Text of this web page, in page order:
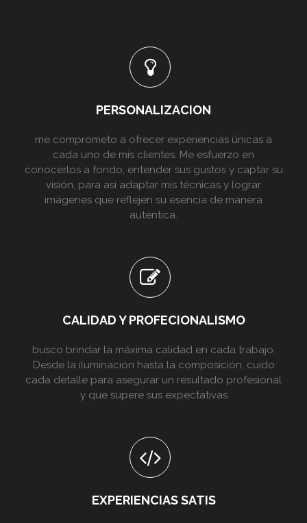
PERSONALIZACION
me comprometo a ofrecer experiencias únicas a
cada uno de mis clientes. Me esfuerzo en
conocerlos a fondo, entender sus gustos y captar su
visión, para así adaptar mis técnicas y lograr
imágenes que reflejen su esencia de manera
auténtica.
CALIDAD Y PROFECIONALISMO
busco brindar la máxima calidad en cada trabajo.
Desde la iluminación hasta la composición, cuido
cada detalle para asegurar un resultado profesional
y que supere sus expectativas
EXPERIENCIAS SATIS